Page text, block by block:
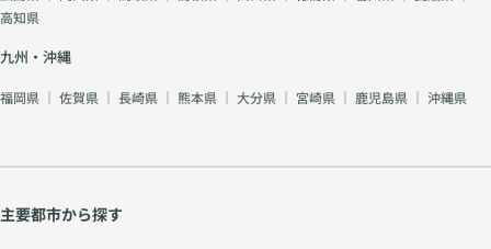
高知県
九州・沖縄
福岡県 ｜ 佐賀県 ｜ 長崎県 ｜ 熊本県 ｜ 大分県 ｜ 宮崎県 ｜ 鹿児島県 ｜ 沖縄県
主要都市から探す